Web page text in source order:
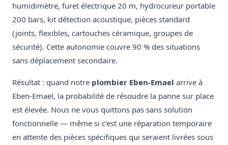
humidimètre, furet électrique 20 m, hydrocureur portable
200 bars, kit détection acoustique, pièces standard
(joints, flexibles, cartouches céramique, groupes de
sécurité). Cette autonomie couvre 90 % des situations
sans déplacement secondaire.
Résultat : quand notre plombier Eben-Emael arrive à
Eben-Emael, la probabilité de résoudre la panne sur place
est élevée. Nous ne vous quittons pas sans solution
fonctionnelle — même si c'est une réparation temporaire
en attente des pièces spécifiques qui seraient livrées sous